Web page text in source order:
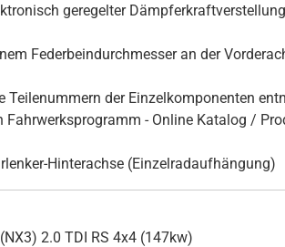
geregelter
Federbeindurchmesser an der
Teilenummern der Einzelkomponenten
- Online Katalog /
Hinterachse (Einzelradaufhängung)
2.0 TDI RS 4x4 (147kw)